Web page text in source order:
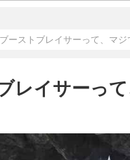
ブーストブレイサーって、マ
レイサーっ